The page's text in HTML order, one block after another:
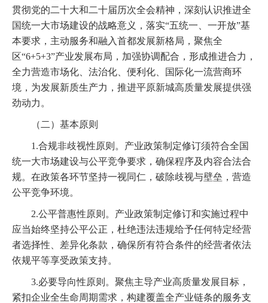
贯彻党的二十大和二十届历次全会精神，深刻认识推进全
国统一大市场建设的战略意义，落实“五统一、一开放”基
本要求，主动服务和融入首都发展新格局，聚焦全
区“6+5+3”产业发展布局，加强协调配合，形成推进合力，
全力营造市场化、法治化、便利化、国际化一流营商环
境，为发展新质生产力，推进平原新城高质量发展提供强
劲动力。
（二）基本原则
1.合规非歧视性原则。产业政策制定修订须符合全国
统一大市场建设与公平竞争要求，确保程序及内容合法合
规。在政策各环节坚持一视同仁，破除歧视与壁垒，营造
公平竞争环境。
2.公平普惠性原则。产业政策制定修订和实施过程中
应当始终坚持公平公正，杜绝违法违规给予任何特定经营
者选择性、差异化条款，确保所有符合条件的经营者依法
依规平等享受政策支持。
3.必要导向性原则。聚焦主导产业高质量发展目标，
紧扣企业全生命周期需求，构建覆盖全产业链条的服务支